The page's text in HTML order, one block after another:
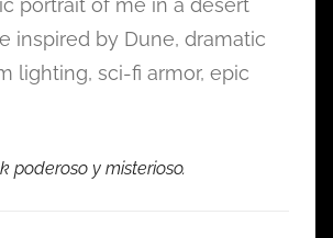
portrait of me in a desert
inspired by Dune, dramatic
lighting, sci-fi armor, epic
poderoso y misterioso.